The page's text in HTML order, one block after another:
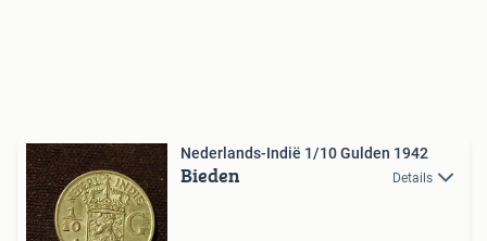
Nederlands-Indië 1/10 Gulden 1942
Bieden Details